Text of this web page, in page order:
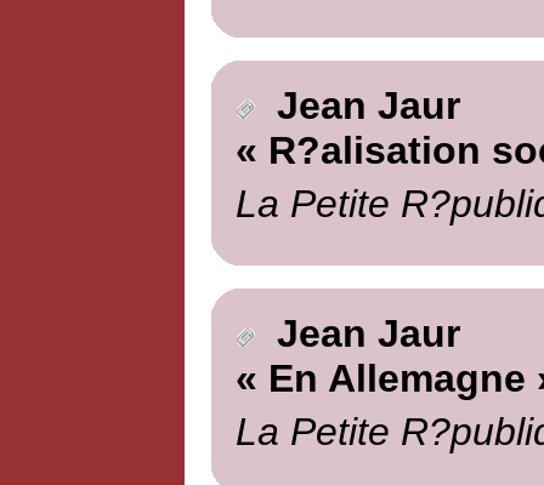
Jean Jaur
« R?alisation
La Petite
Jean Jaur
« En Allemagne
La Petite